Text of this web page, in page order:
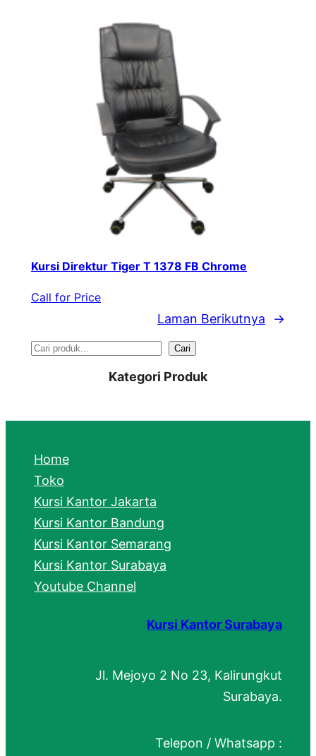
Kursi Direktur Tiger T 1378 FB Chrome
Call for Price
Laman Berikutnya →
S
r
h
Cari
Kategori Produk
Home
Toko
Kursi Kantor Jakarta
Kursi Kantor Bandung
Kursi Kantor Semarang
Kursi Kantor Surabaya
Youtube Channel
Kursi Kantor Surabaya
Jl. Mejoyo 2 No 23, Kalirungkut
Surabaya.
Telepon / Whatsapp :